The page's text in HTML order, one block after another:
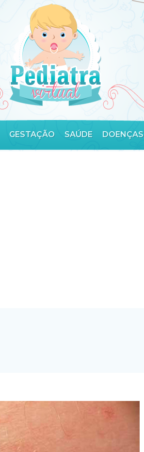
GESTAÇÃO SAÚDE DOENÇAS